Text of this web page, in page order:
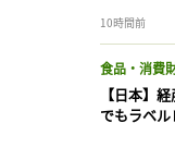
10時間前
食品・消費
【日本】
でもラベ